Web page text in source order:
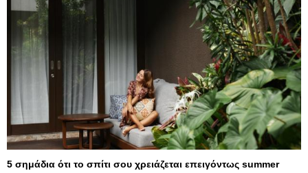
5 σημάδια ότι το σπίτι σου χρειάζεται επειγόντως summer